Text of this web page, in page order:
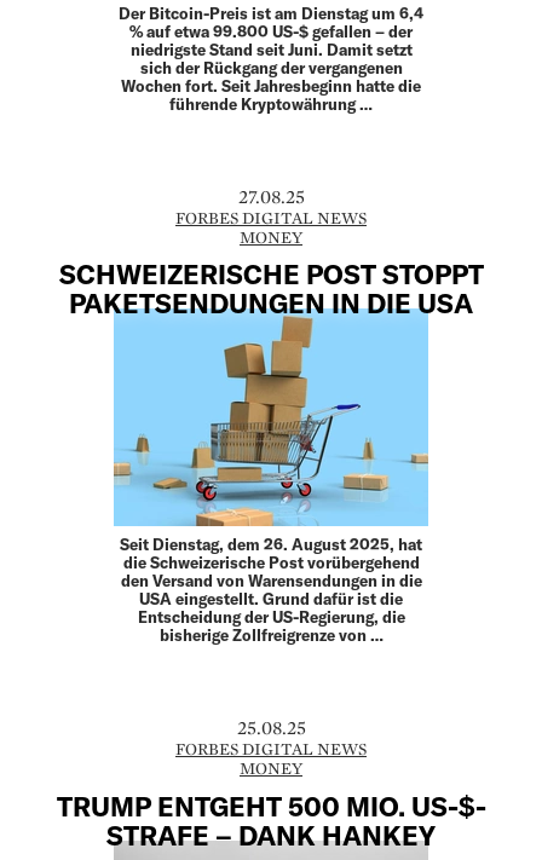
Der Bitcoin-Preis ist am Dienstag um 6,4
% auf etwa 99.800 US-$ gefallen – der
niedrigste Stand seit Juni. Damit setzt
sich der Rückgang der vergangenen
Wochen fort. Seit Jahresbeginn hatte die
führende Kryptowährung …
27.08.25
FORBES DIGITAL NEWS
MONEY
SCHWEIZERISCHE POST STOPPT
PAKETSENDUNGEN IN DIE USA
Seit Dienstag, dem 26. August 2025, hat
die Schweizerische Post vorübergehend
den Versand von Warensendungen in die
USA eingestellt. Grund dafür ist die
Entscheidung der US-Regierung, die
bisherige Zollfreigrenze von …
25.08.25
FORBES DIGITAL NEWS
MONEY
TRUMP ENTGEHT 500 MIO. US-$-
STRAFE – DANK HANKEY